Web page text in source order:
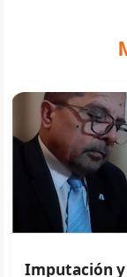
Imputación